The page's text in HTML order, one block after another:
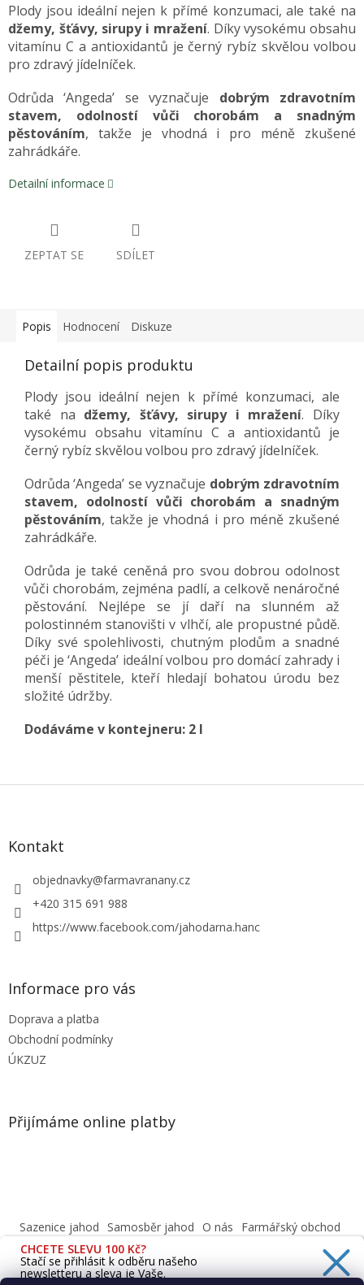
Plody jsou ideální nejen k přímé konzumaci, ale také na
džemy, šťávy, sirupy i mražení. Díky vysokému obsahu
vitamínu C a antioxidantů je černý rybíz skvělou volbou
pro zdravý jídelníček.
Odrůda ‘Angeda’ se vyznačuje dobrým zdravotním
stavem, odolností vůči chorobám a snadným
pěstováním, takže je vhodná i pro méně zkušené
zahrádkáře.
Detailní informace
ZEPTAT SE SDÍLET
Popis Hodnocení Diskuze
Detailní popis produktu
Plody jsou ideální nejen k přímé konzumaci, ale
také na džemy, šťávy, sirupy i mražení. Díky
vysokému obsahu vitamínu C a antioxidantů je
černý rybíz skvělou volbou pro zdravý jídelníček.
Odrůda ‘Angeda’ se vyznačuje dobrým zdravotním
stavem, odolností vůči chorobám a snadným
pěstováním, takže je vhodná i pro méně zkušené
zahrádkáře.
Odrůda je také ceněná pro svou dobrou odolnost
vůči chorobám, zejména padlí, a celkově nenáročné
pěstování. Nejlépe se jí daří na slunném až
polostinném stanovišti v vlhčí, ale propustné půdě.
Díky své spolehlivosti, chutným plodům a snadné
péči je ‘Angeda’ ideální volbou pro domácí zahrady i
menší pěstitele, kteří hledají bohatou úrodu bez
složité údržby.
Dodáváme v kontejneru: 2 l
Z
Kontakt
objednavky@farmavranany.cz
+420 315 691 988
https://www.facebook.com/jahodarna.hanc
Informace pro vás
Doprava a platba
Obchodní podmínky
ÚKZUZ
Přijímáme online platby
Sazenice jahod Samosběr jahod O nás
Farmářský obchod
Obchodní podmínky
Informace o ochraně osobních údajů dle GDPR
Cafenavysluni.cz - Objednat a vyzvednout
CHCETE SLEVU 100 Kč?
Stačí se přihlásit k odběru našeho
newsletteru a sleva je Vaše.